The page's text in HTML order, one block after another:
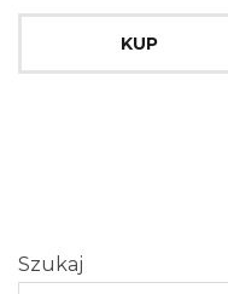
KUP
Szukaj